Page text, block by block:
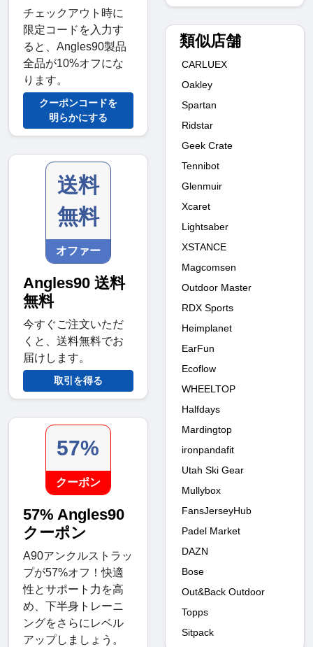
チェックアウト時に
限定コードを入力す
ると、Angles90製品
全品が10%オフにな
ります。
クーポンコードを
明らかにする
送料
無料
オファー
Angles90 送料
無料
今すぐご注文いただ
くと、送料無料でお
届けします。
取引を得る
57%
クーポン
57% Angles90
クーポン
A90アンクルストラッ
プが57%オフ！快適
性とサポート力を高
め、下半身トレーニ
ングをさらにレベル
アップしましょう。
類似店舗
CARLUEX
Oakley
Spartan
Ridstar
Geek Crate
Tennibot
Glenmuir
Xcaret
Lightsaber
XSTANCE
Magcomsen
Outdoor Master
RDX Sports
Heimplanet
EarFun
Ecoflow
WHEELTOP
Halfdays
Mardingtop
ironpandafit
Utah Ski Gear
Mullybox
FansJerseyHub
Padel Market
DAZN
Bose
Out&Back Outdoor
Topps
Sitpack